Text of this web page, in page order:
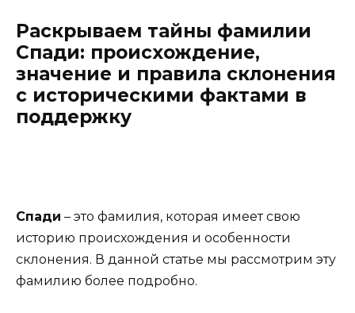
Раскрываем тайны фамилии
Спади: происхождение,
значение и правила склонения
с историческими фактами в
поддержку
Спади – это фамилия, которая имеет свою
историю происхождения и особенности
склонения. В данной статье мы рассмотрим эту
фамилию более подробно.